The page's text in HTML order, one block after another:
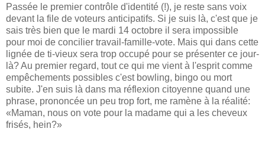
Passée le premier contrôle d'identité (!), je reste sans voix
devant la file de voteurs anticipatifs. Si je suis là, c'est que je
sais très bien que le mardi 14 octobre il sera impossible
pour moi de concilier travail-famille-vote. Mais qui dans cette
lignée de ti-vieux sera trop occupé pour se présenter ce jour-
là? Au premier regard, tout ce qui me vient à l'esprit comme
empêchements possibles c'est bowling, bingo ou mort
subite. J'en suis là dans ma réflexion citoyenne quand une
phrase, prononcée un peu trop fort, me ramène à la réalité:
«Maman, nous on vote pour la madame qui a les cheveux
frisés, hein?»